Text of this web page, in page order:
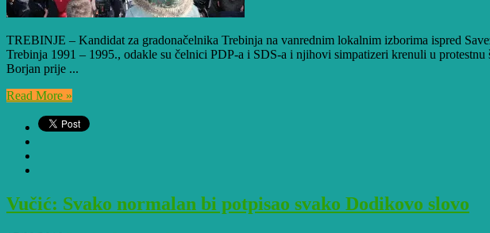
TREBINJE – Kandidat za gradonačelnika Trebinja na vanrednim lokalnim izborima ispred
Trebinja 1991 – 1995., odakle su čelnici PDP-a i SDS-a i njihovi simpatizeri krenuli u
Borjan prije ...
Read More »
Vučić: Svako normalan bi potpisao svako Dodikovo slovo